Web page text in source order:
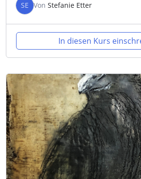
SE Von Stefanie Etter
In diesen Kurs